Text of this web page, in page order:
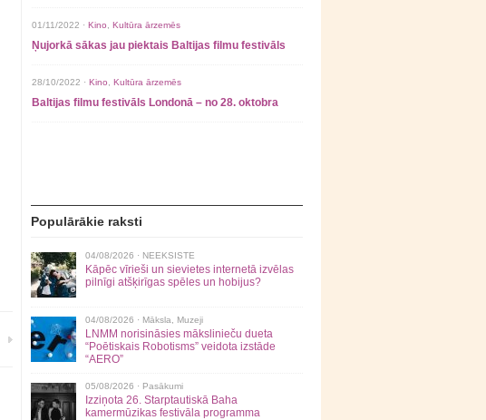
01/11/2022 · Kino Kultūra ārzemēs
Ņujorkā sākas jau piektais Baltijas filmu festivāls
28/10/2022 · Kino Kultūra ārzemēs
Baltijas filmu festivāls Londonā – no 28. oktobra
Populārākie raksti
04/08/2026 · NEEKSISTE
Kāpēc vīrieši un sievietes internetā izvēlas
pilnīgi atšķirīgas spēles un hobijus?
04/08/2026 · Māksla Muzeji
LNMM norisināsies mākslinieču dueta
“Poētiskais Robotisms” veidota izstāde
“AERO”
05/08/2026 · Pasākumi
Izziņota 26. Starptautiskā Baha
kamermūzikas festivāla programma